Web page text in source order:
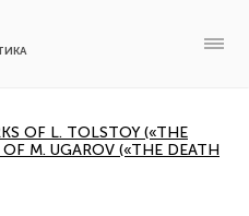
OF L. TOLSTOY («THE
M. UGAROV («THE DEATH